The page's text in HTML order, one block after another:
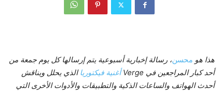
هذا هو محسن، رسالة إخبارية أسبوعية يتم إرسالها كل يوم جمعة من
أحد كبار المراجعين في Verge
أغنية فيكتوريا الذي يحلل ويناقش
أحدث الهواتف والساعات الذكية والتطبيقات والأدوات الأخرى التي